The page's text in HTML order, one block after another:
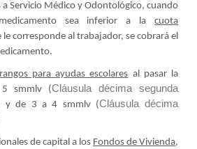
a Servicio Médico y Odontológico, cuando
sea inferior a lacuota
corresponde al trabajador, se cobrará el
rangos para ayudas escolares al pasar la
smmlv (Cláusula décima segunda
y de 3 a 4 smmlv (Cláusula décima
de capital a los Fondos de Vivienda,